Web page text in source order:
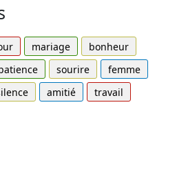
mariage
bonheur
sourire
femme
amitié
travail